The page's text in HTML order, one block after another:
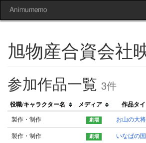
Animumemo
旭物産合資会社
参加作品一覧 3件
役職/キャラクター名 メディア 作品タ
製作・制作 お山の大将
製作・制作 いなばの